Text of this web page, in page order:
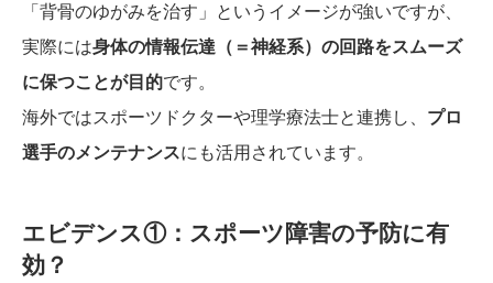
「背骨のゆがみを治す」というイメージが強いですが、
実際には身体の情報伝達（＝神経系）の回路をスムーズ
に保つことが目的です。
海外ではスポーツドクターや理学療法士と連携し、 プロ
選手のメンテナンスにも活用されています。
エビデンス①：スポーツ障害の予防に有
効？